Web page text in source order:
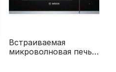
Встраиваемая
микроволновая печь